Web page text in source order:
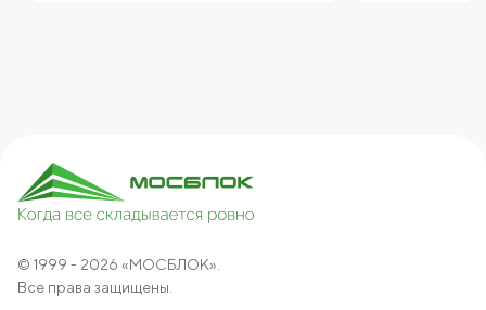
© 1999 - 2026 «МОСБЛОК».
Все права защищены.